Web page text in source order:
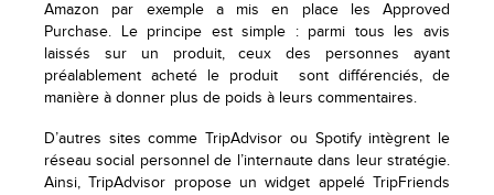
Amazon par exemple a mis en place les Approved
Purchase. Le principe est simple : parmi tous les avis
laissés sur un produit, ceux des personnes ayant
préalablement acheté le produit sont différenciés, de
manière à donner plus de poids à leurs commentaires.
D’autres sites comme TripAdvisor ou Spotify intègrent le
réseau social personnel de l’internaute dans leur stratégie.
Ainsi, TripAdvisor propose un widget appelé TripFriends